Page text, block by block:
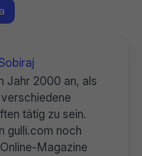
Jahr 2000 an, als
tätig zu sein.
gulli.com noch
Magazine